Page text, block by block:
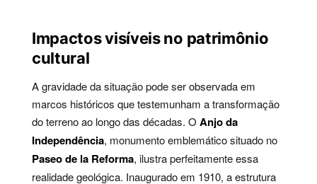
Impactos visíveis no patrimônio
cultural
A gravidade da situação pode ser observada em
marcos históricos que testemunham a transformação
do terreno ao longo das décadas. O Anjo da
Independência, monumento emblemático situado no
Paseo de la Reforma, ilustra perfeitamente essa
realidade geológica. Inaugurado em 1910, a estrutura